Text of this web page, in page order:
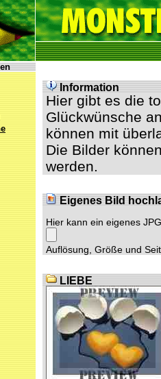
Information
Hier gibt es die
Glückwünsche
können mit
Die Bilder
werden.
Eigenes Bild
Hier kann ein eigenes
Auflösung, Größe und
LIEBE